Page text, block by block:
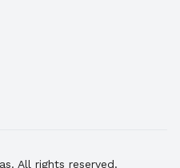
All rights reserved.